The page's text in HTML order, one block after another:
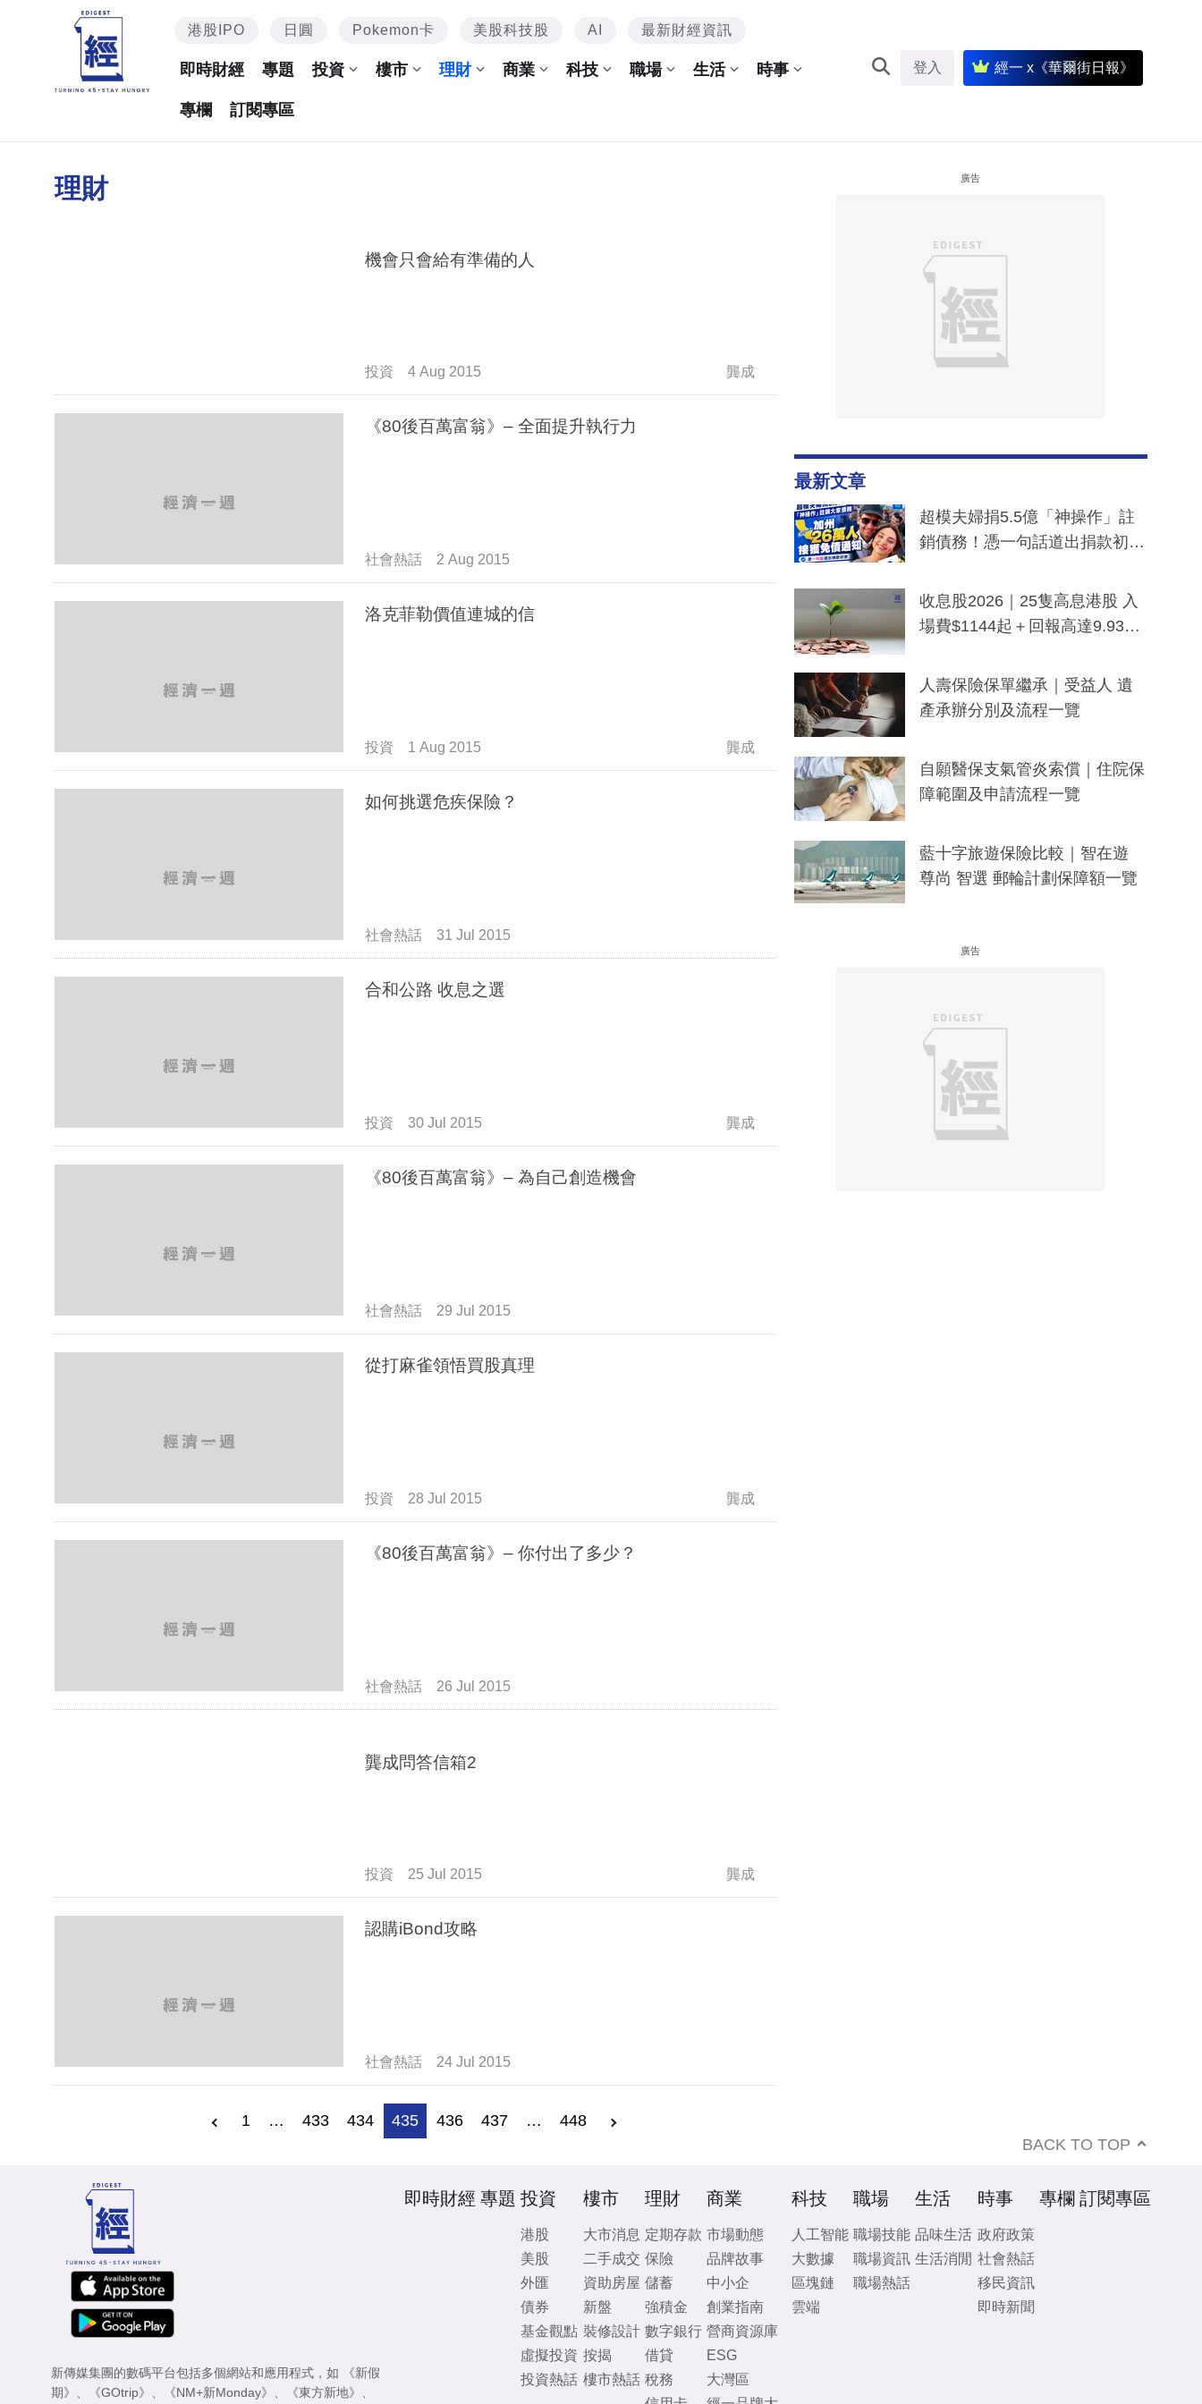
港股IPO 日圓 Pokemon卡 美股科技股 AI 最新財經資訊
即時財經 專題 投資 樓市 理財 商業 科技 職場 生活 時事
專欄 訂閱專區
登入 經一 x《華爾街日報》
理財
機會只會給有準備的人
投資 4 Aug 2015 龔成
《80後百萬富翁》– 全面提升執行力
社會熱話 2 Aug 2015
洛克菲勒價值連城的信
投資 1 Aug 2015 龔成
如何挑選危疾保險？
社會熱話 31 Jul 2015
合和公路 收息之選
投資 30 Jul 2015 龔成
《80後百萬富翁》– 為自己創造機會
社會熱話 29 Jul 2015
從打麻雀領悟買股真理
投資 28 Jul 2015 龔成
《80後百萬富翁》– 你付出了多少？
社會熱話 26 Jul 2015
龔成問答信箱2
投資 25 Jul 2015 龔成
認購iBond攻略
社會熱話 24 Jul 2015
1 … 433 434 435 436 437 … 448
廣告
最新文章
超模夫婦捐5.5億「神操作」註
銷債務！憑一句話道出捐款初
一度被誤當詐騙手段
收息股2026｜25隻高息港股 入
場費$1144起＋回報高達9.93
人壽保險保單繼承｜受益人 遺
產承辦分別及流程一覽
自願醫保支氣管炎索償｜住院保
障範圍及申請流程一覽
藍十字旅遊保險比較｜智在遊
尊尚 智選 郵輪計劃保障額一覽
廣告
BACK TO TOP
新傳媒集團的數碼平台包括多個網站和應用程式，如
《新假
期》
《GOtrip》 《NM+新Monday》 《東方新地》
即時財經 專題 投資
港股
美股
外匯
債券
基金觀點
虛擬投資
投資熱話
樓市
大市消息
二手成交
資助房屋
新盤
裝修設計
按揭
樓市熱話
理財
定期存款
保險
儲蓄
強積金
數字銀行
借貸
稅務
商業
市場動態
品牌故事
中小企
創業指南
營商資源庫
ESG
大灣區
科技
人工智能
大數據
區塊鏈
雲端
職場
職場技能
職場資訊
職場熱話
生活
品味生活
生活消閒
時事
政府政策
社會熱話
移民資訊
即時新聞
專欄 訂閱專區